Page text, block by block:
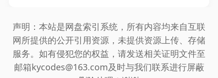
声明：本站是网盘索引系统，所有内容均来自互联
网所提供的公开引用资源，未提供资源上传、存储
服务。如有侵犯您的权益，请发送相关证明文件至
邮箱kycodes@163.com及时与我们联系进行屏蔽